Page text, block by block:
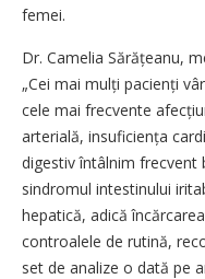
femei.
Dr. Camelia Sărățeanu,
„Cei mai mulți pacienți
cele mai frecvente
arterială, insuficiența
digestiv întâlnim frecvent
sindromul intestinului
hepatică, adică
controalele de rutină,
set de analize o dată pe